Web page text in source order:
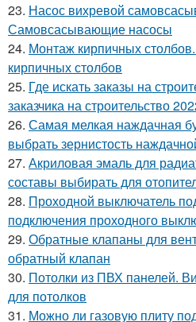
23. Насос вихревой
Самовсасывающие насосы
24. Монтаж кирпичных
кирпичных столбов
25. Где искать заказы на
заказчика на строительство
26. Самая мелкая наждачная
выбрать зернистость
27. Акриловая эмаль для
составы выбирать для
28. Проходной выключатель
подключения проходного
29. Обратные клапаны для
обратный клапан
30. Потолки из ПВХ панелей.
для потолков
31. Можно ли газовую плиту